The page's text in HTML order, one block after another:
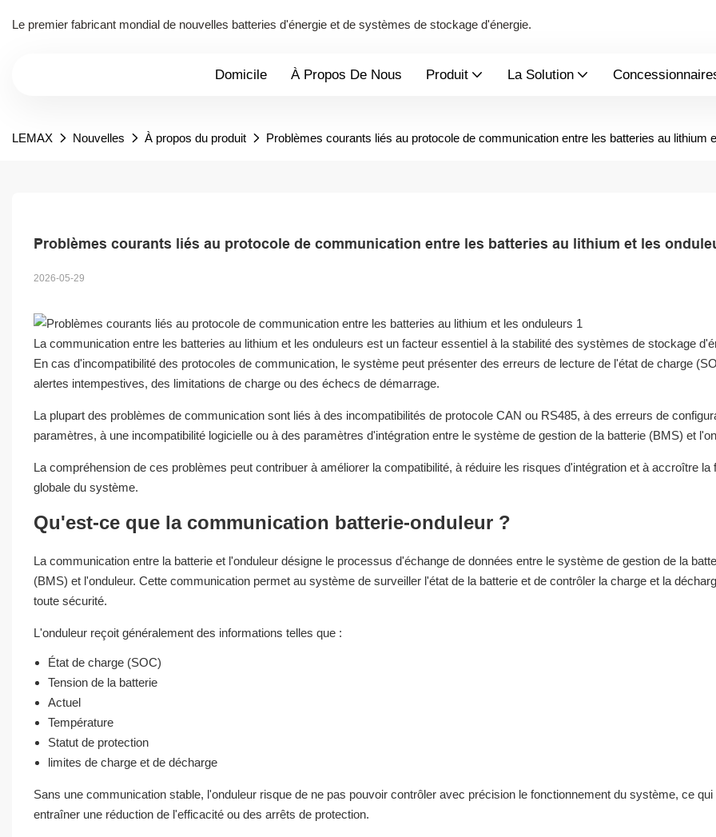
Le premier fabricant mondial de nouvelles batteries d'énergie et de systèmes de stockage d'énergie.
Domicile À Propos De Nous Produit La Solution
LEMAX Nouvelles À propos du produit Problèmes courants liés au protocole de communication entre les batteries au lithium
Problèmes courants liés au protocole de communication entre les batteries au lithium et les
2026-05-29
La communication entre les batteries au lithium et les onduleurs est un facteur essentiel à la stabilité des systèmes de stockage
En cas d'incompatibilité des protocoles de communication, le système peut présenter des erreurs de lecture de l'état de charge
alertes intempestives, des limitations de charge ou des échecs de démarrage.
La plupart des problèmes de communication sont liés à des incompatibilités de protocole CAN ou RS485, à des erreurs de
paramètres, à une incompatibilité logicielle ou à des paramètres d'intégration entre le système de gestion de la batterie (BMS) et
La compréhension de ces problèmes peut contribuer à améliorer la compatibilité, à réduire les risques d'intégration et à accroître la
globale du système.
Qu'est-ce que la communication batterie-onduleur ?
La communication entre la batterie et l'onduleur désigne le processus d'échange de données entre le système de gestion de la
(BMS) et l'onduleur. Cette communication permet au système de surveiller l'état de la batterie et de contrôler la charge et la
toute sécurité.
L'onduleur reçoit généralement des informations telles que :
État de charge (SOC)
Tension de la batterie
Actuel
Température
Statut de protection
limites de charge et de décharge
Sans une communication stable, l'onduleur risque de ne pas pouvoir contrôler avec précision le fonctionnement du système, ce qui
entraîner une réduction de l'efficacité ou des arrêts de protection.